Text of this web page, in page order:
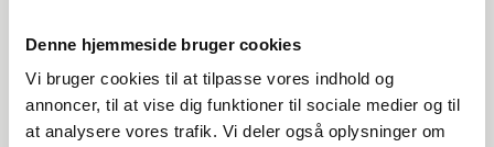
Denne hjemmeside bruger cookies
Vi bruger cookies til at tilpasse vores indhold og
annoncer, til at vise dig funktioner til sociale medier og til
at analysere vores trafik. Vi deler også oplysninger om